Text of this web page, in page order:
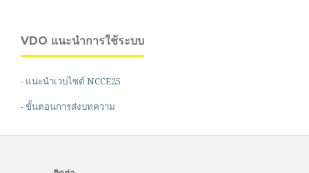
VDO แนะนำการใช้ระบบ
- แนะนำเวบไซต์ NCCE25
-ขั้นตอนการส่งบทความ